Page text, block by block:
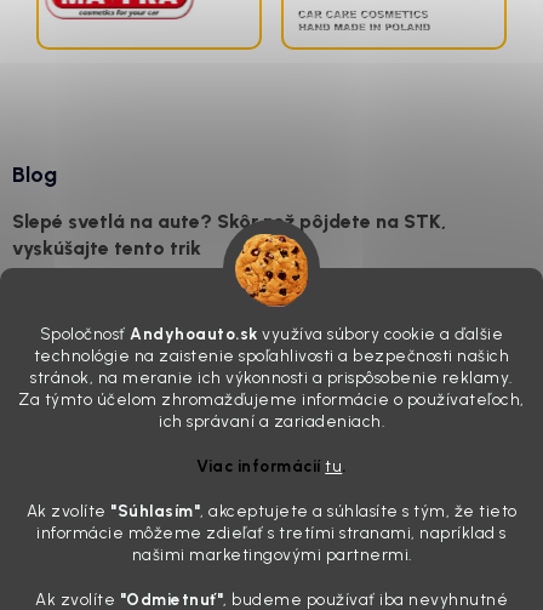
Spoločnosť Andyhoauto.sk využíva súbory cookie a ďalšie
technológie na zaistenie spoľahlivosti a bezpečnosti našich
stránok, na meranie ich výkonnosti a prispôsobenie reklamy.
Za týmto účelom zhromažďujeme informácie o používateľoch,
ich správaní a zariadeniach.
Viac informáciítu.
Ak zvolíte "Súhlasím", akceptujete a súhlasíte s tým, že tieto
informácie môžeme zdieľať s tretími stranami, napríklad s
našimi marketingovými partnermi.
Ak zvolíte "Odmietnuť", budeme používať iba nevyhnutné
Blog
Slepé svetlá na aute? Skôr než pôjdete na STK,
vyskúšajte tento trik
skutočnosti je? Často za to môžu práve „slepé“ svetlomety. Ten
mliečny, drsný povrch nie je len estetická vada. Keď slnko a soľ urobia
svoje, plexisklo začne svetlo rozptyľovať namiesto to...
Zabudnite na handru. Ak chcete mať auto naozaj čisté,
Poznáte ten moment. Vonku svieti slnko, vy sedíte v čerstvo
„upratanom“ aute, no pri pohľade na palubnú dosku vás ide poraziť. V
mriežkach ventilácie, okolo tlačidiel a v švíkoch sedačiek na vás stále
drzo pozerá prach. Handra ani vysávač tam jednodu...